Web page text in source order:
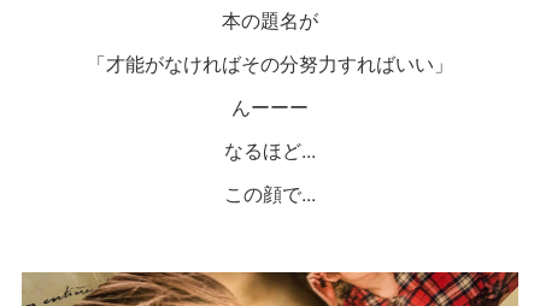
本の題名が
「才能がなければその分努力すればいい」
んーーー
なるほど...
この顔で...